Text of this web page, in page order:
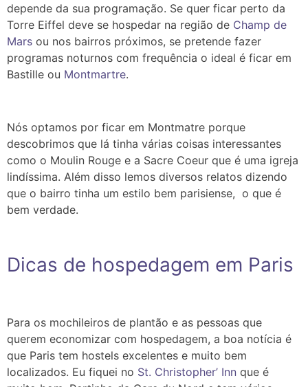
depende da sua programação. Se quer ficar perto da
Torre Eiffel deve se hospedar na região de Champ de
Mars ou nos bairros próximos, se pretende fazer
programas noturnos com frequência o ideal é ficar em
Bastille ou Montmartre.
Nós optamos por ficar em Montmatre porque
descobrimos que lá tinha várias coisas interessantes
como o Moulin Rouge e a Sacre Coeur que é uma igreja
lindíssima. Além disso lemos diversos relatos dizendo
que o bairro tinha um estilo bem parisiense, o que é
bem verdade.
Dicas de hospedagem em Paris
Para os mochileiros de plantão e as pessoas que
querem economizar com hospedagem, a boa notícia é
que Paris tem hostels excelentes e muito bem
localizados. Eu fiquei no St. Christopher’ Inn que é